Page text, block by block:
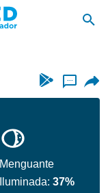
...
Menguante
Iluminada:37%